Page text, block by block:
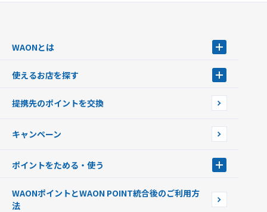
WAONとは
WAONを申込む
インターネット上でのお買い物について（ネット決済）
使えるお店を探す
店舗検索
イオン銀行ATM設置場所
提携先のポイントを交換
キャンペーン
ポイントをためる・使う
ポイントの有効期限について
WAONポイントとWAON POINT統合後のご利用方
法